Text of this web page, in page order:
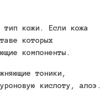
тип кожи. Если кожа
которых
компоненты.
тоники,
кислоту, алоэ.